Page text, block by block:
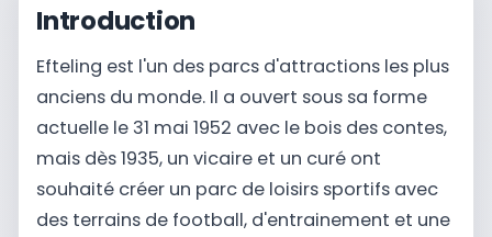
Introduction
Efteling est l'un des parcs d'attractions les plus
anciens du monde. Il a ouvert sous sa forme
actuelle le 31 mai 1952 avec le bois des contes,
mais dès 1935, un vicaire et un curé ont
souhaité créer un parc de loisirs sportifs avec
des terrains de football, d'entrainement et une